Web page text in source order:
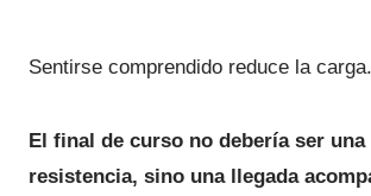
Sentirse comprendido reduce la carga.
El final de curso no debería ser una
resistencia, sino una llegada